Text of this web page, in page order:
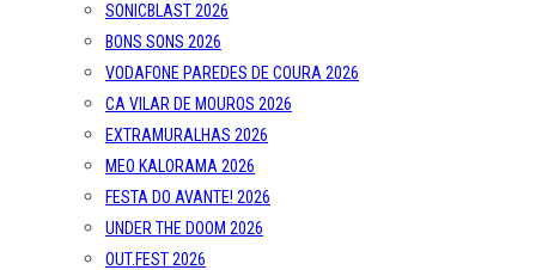
SONICBLAST 2026
BONS SONS 2026
VODAFONE PAREDES DE COURA 2026
CA VILAR DE MOUROS 2026
EXTRAMURALHAS 2026
MEO KALORAMA 2026
FESTA DO AVANTE! 2026
UNDER THE DOOM 2026
OUT.FEST 2026